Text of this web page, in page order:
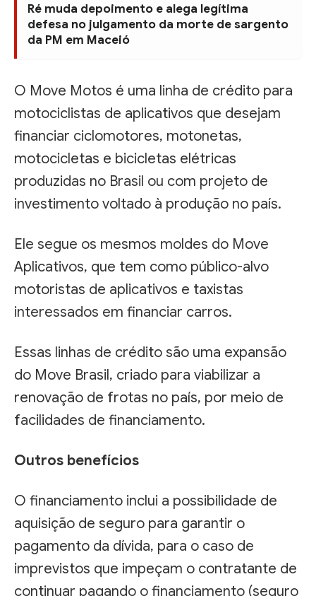
Ré muda depoimento e alega legítima
defesa no julgamento da morte de sargento
da PM em Maceió
O Move Motos é uma linha de crédito para
motociclistas de aplicativos que desejam
financiar ciclomotores, motonetas,
motocicletas e bicicletas elétricas
produzidas no Brasil ou com projeto de
investimento voltado à produção no país.
Ele segue os mesmos moldes do Move
Aplicativos, que tem como público-alvo
motoristas de aplicativos e taxistas
interessados em financiar carros.
Essas linhas de crédito são uma expansão
do Move Brasil, criado para viabilizar a
renovação de frotas no país, por meio de
facilidades de financiamento.
Outros benefícios
O financiamento inclui a possibilidade de
aquisição de seguro para garantir o
pagamento da dívida, para o caso de
imprevistos que impeçam o contratante de
continuar pagando o financiamento (seguro